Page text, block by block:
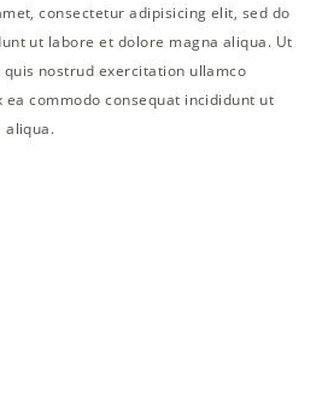
consectetur adipisicing elit, sed do
ut labore et dolore magna aliqua. Ut
nostrud exercitation ullamco
commodo consequat incididunt ut
aliqua.